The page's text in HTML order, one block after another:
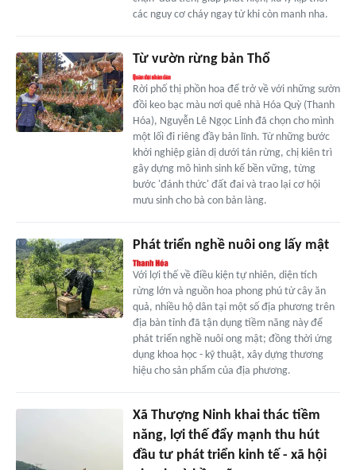
các nguy cơ cháy ngay từ khi còn manh nha.
Từ vườn rừng bản Thổ
Rời phố thị phồn hoa để trở về với những sườn
đồi keo bạc màu nơi quê nhà Hóa Quỳ (Thanh
Hóa), Nguyễn Lê Ngọc Linh đã chọn cho mình
một lối đi riêng đầy bản lĩnh. Từ những bước
khởi nghiệp giản dị dưới tán rừng, chị kiên trì
gây dựng mô hình sinh kế bền vững, từng
bước 'đánh thức' đất đai và trao lại cơ hội
mưu sinh cho bà con bản làng.
Phát triển nghề nuôi ong lấy mật
Với lợi thế về điều kiện tự nhiên, diện tích
rừng lớn và nguồn hoa phong phú từ cây ăn
quả, nhiều hộ dân tại một số địa phương trên
địa bàn tỉnh đã tận dụng tiềm năng này để
phát triển nghề nuôi ong mật; đồng thời ứng
dụng khoa học - kỹ thuật, xây dựng thương
hiệu cho sản phẩm của địa phương.
Xã Thượng Ninh khai thác tiềm
năng, lợi thế đẩy mạnh thu hút
đầu tư phát triển kinh tế - xã hội